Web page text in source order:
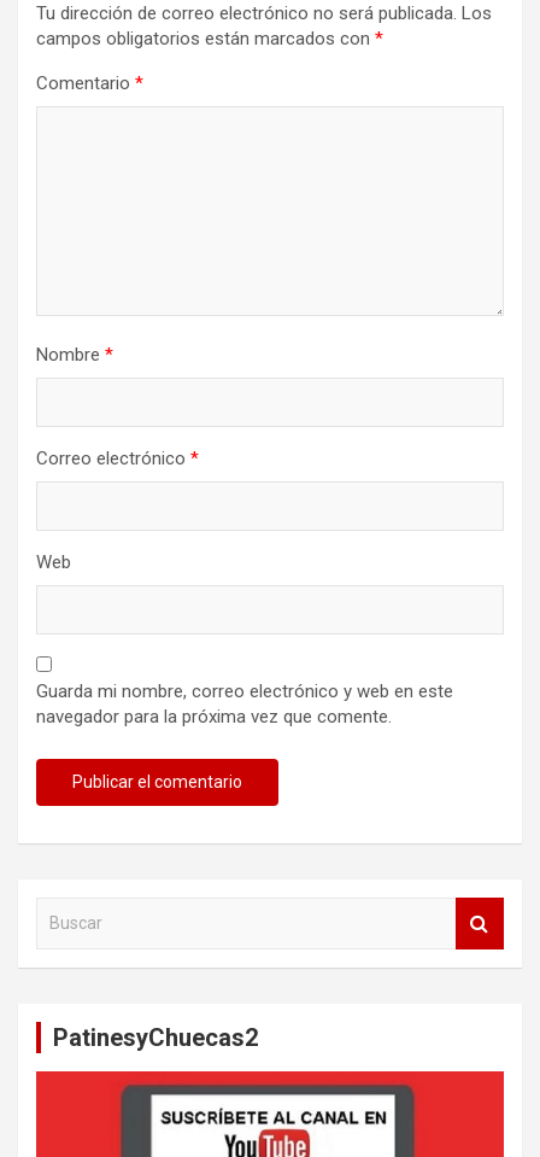
Tu dirección de correo electrónico no será publicada. Los
campos obligatorios están marcados con *
Comentario *
Nombre *
Correo electrónico *
Web
Guarda mi nombre, correo electrónico y web en este
navegador para la próxima vez que comente.
PatinesyChuecas2